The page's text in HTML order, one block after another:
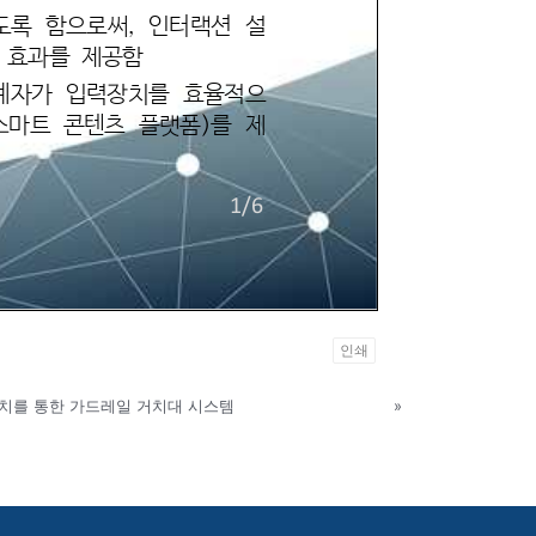
인쇄
를 통한 가드레일 거치대 시스템 »